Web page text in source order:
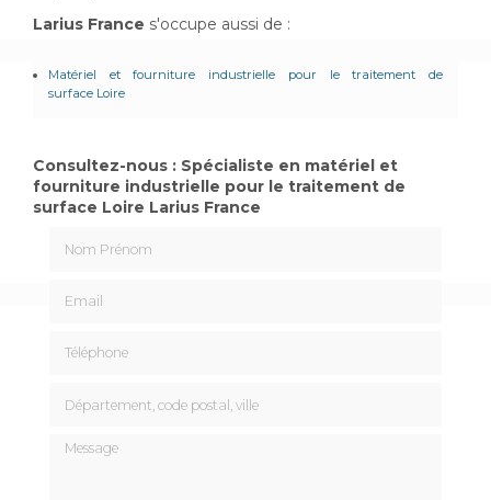
Larius France s'occupe aussi de :
Matériel et fourniture industrielle pour le traitement de
surface Loire
Consultez-nous : Spécialiste en matériel et
fourniture industrielle pour le traitement de
surface Loire Larius France
Message